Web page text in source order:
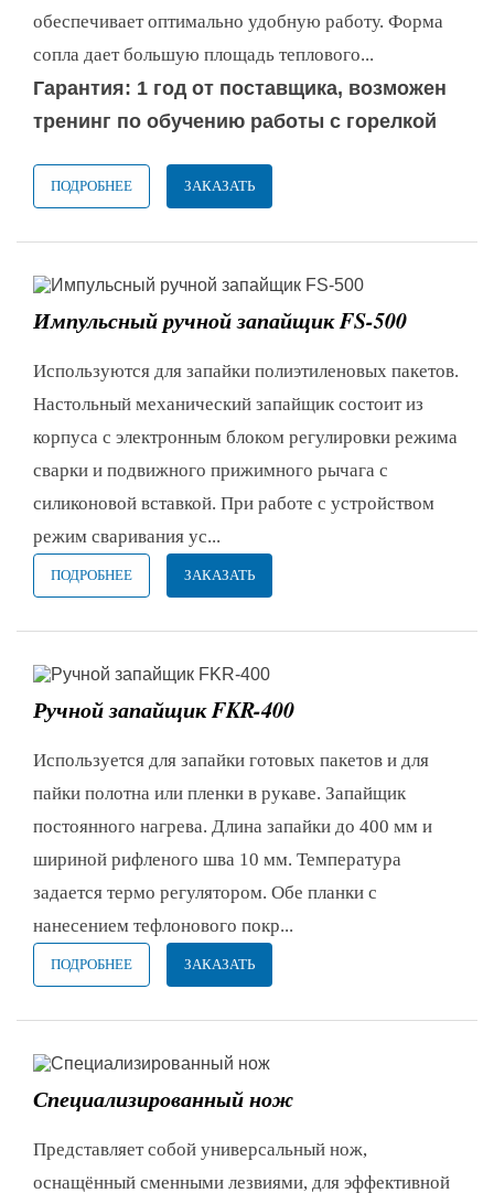
обеспечивает оптимально удобную работу. Форма
сопла дает большую площадь теплового...
Гарантия: 1 год от поставщика, возможен
тренинг по обучению работы с горелкой
ПОДРОБНЕЕ ЗАКАЗАТЬ
Импульсный ручной запайщик FS-500
Используются для запайки полиэтиленовых пакетов.
Настольный механический запайщик состоит из
корпуса с электронным блоком регулировки режима
сварки и подвижного прижимного рычага с
силиконовой вставкой. При работе с устройством
режим сваривания ус...
ПОДРОБНЕЕ ЗАКАЗАТЬ
Ручной запайщик FKR-400
Используется для запайки готовых пакетов и для
пайки полотна или пленки в рукаве. Запайщик
постоянного нагрева. Длина запайки до 400 мм и
шириной рифленого шва 10 мм. Температура
задается термо регулятором. Обе планки с
нанесением тефлонового покр...
ПОДРОБНЕЕ ЗАКАЗАТЬ
Специализированный нож
Представляет собой универсальный нож,
оснащённый сменными лезвиями, для эффективной